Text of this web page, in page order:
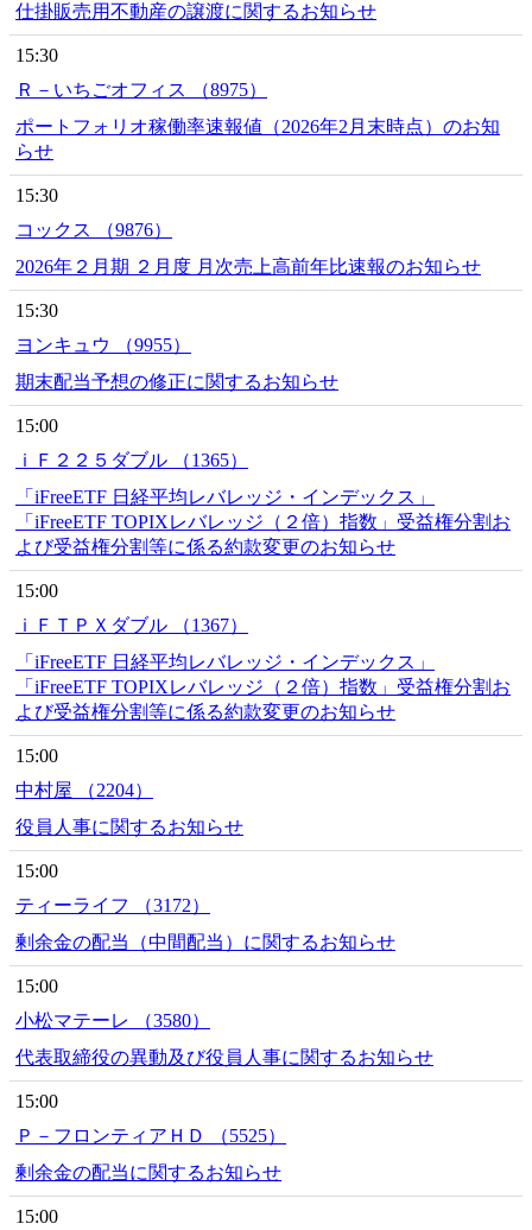
仕掛販売用不動産の譲渡に関するお知らせ
15:30
Ｒ－いちごオフィス （8975）
ポートフォリオ稼働率速報値（2026年2月末時点）のお知
らせ
15:30
コックス （9876）
2026年２月期 ２月度 月次売上高前年比速報のお知らせ
15:30
ヨンキュウ （9955）
期末配当予想の修正に関するお知らせ
15:00
ｉＦ２２５ダブル （1365）
「iFreeETF 日経平均レバレッジ・インデックス」
「iFreeETF TOPIXレバレッジ（２倍）指数」受益権分割お
よび受益権分割等に係る約款変更のお知らせ
15:00
ｉＦＴＰＸダブル （1367）
「iFreeETF 日経平均レバレッジ・インデックス」
「iFreeETF TOPIXレバレッジ（２倍）指数」受益権分割お
よび受益権分割等に係る約款変更のお知らせ
15:00
中村屋 （2204）
役員人事に関するお知らせ
15:00
ティーライフ （3172）
剰余金の配当（中間配当）に関するお知らせ
15:00
小松マテーレ （3580）
代表取締役の異動及び役員人事に関するお知らせ
15:00
Ｐ－フロンティアＨＤ （5525）
剰余金の配当に関するお知らせ
15:00